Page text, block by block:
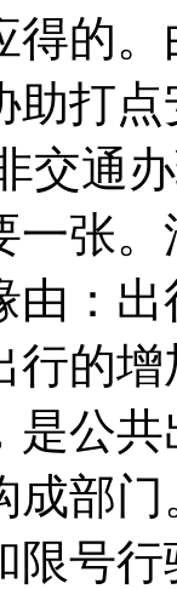
得的
助打
交通
一张
由：
行的
是公
成部
限号